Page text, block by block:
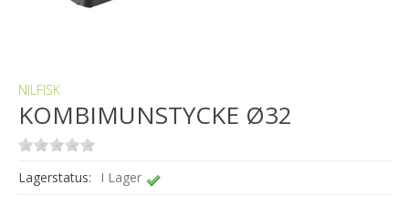
NILFISK
KOMBIMUNSTYCKE Ø32
Lagerstatus: I Lager